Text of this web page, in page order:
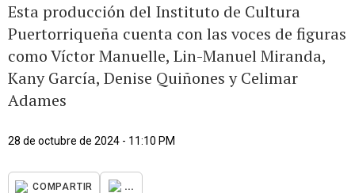
Esta producción del Instituto de Cultura
Puertorriqueña cuenta con las voces de figuras
como Víctor Manuelle, Lin-Manuel Miranda,
Kany García, Denise Quiñones y Celimar
Adames
28 de octubre de 2024 - 11:10 PM
COMPARTIR ...